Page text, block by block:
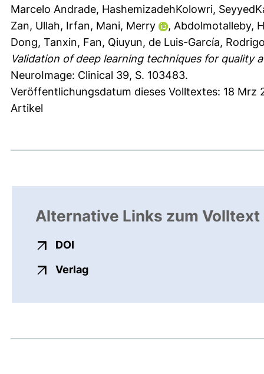
Marcelo Andrade, HashemizadehKolowri,
Zan, Ullah, Irfan, Mani, Merry , Abdolmotalleby,
Dong, Tanxin, Fan, Qiuyun, de Luis-García,
Validation of deep learning techniques for quality
NeuroImage: Clinical 39, S. 103483.
Veröffentlichungsdatum dieses Volltextes: 18 Mrz
Artikel
Alternative Links zum Volltext
DOI
Verlagexterner Link, öffnet neues